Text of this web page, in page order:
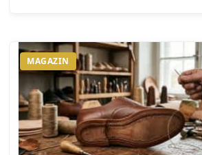
MAGAZIN